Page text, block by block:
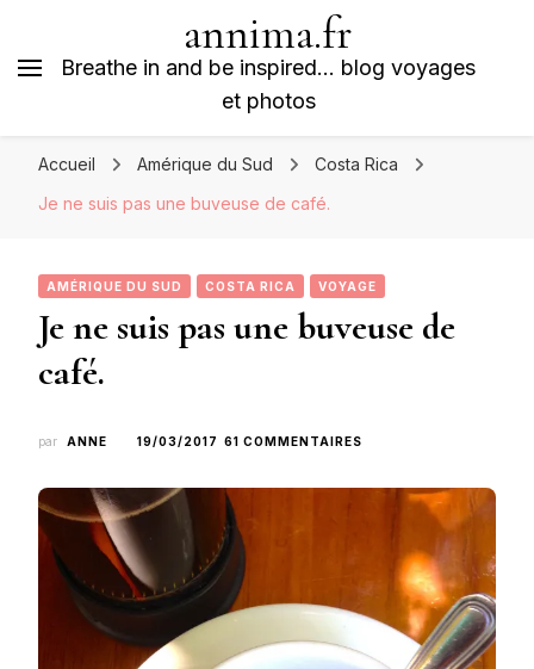
annima.fr
Breathe in and be inspired… blog voyages
et photos
Accueil Amérique du Sud
Costa Rica
Je ne suis pas une buveuse de café.
AMÉRIQUE DU SUD COSTA RICA VOYAGE
Je ne suis pas une buveuse de
café.
par ANNE 19/03/2017 61 COMMENTAIRES
BUVEUSE
DE
CAFÉ.